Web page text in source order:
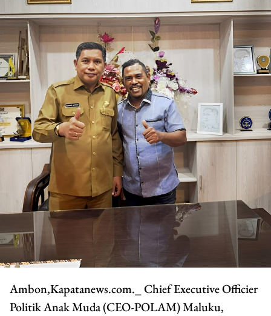
Ambon,Kapatanews.com._ Chief Executive Officier
Politik Anak Muda (CEO-POLAM) Maluku,